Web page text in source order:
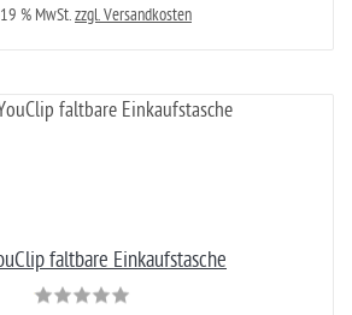
% MwSt.zzgl. Versandkosten
faltbare Einkaufstasche